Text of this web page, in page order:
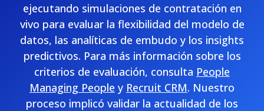
ejecutando simulaciones de contratación en
vivo para evaluar la flexibilidad del modelo de
datos, las analíticas de embudo y los insights
predictivos. Para más información sobre los
criterios de evaluación, consulta People
Managing People y Recruit CRM. Nuestro
proceso implicó validar la actualidad de los